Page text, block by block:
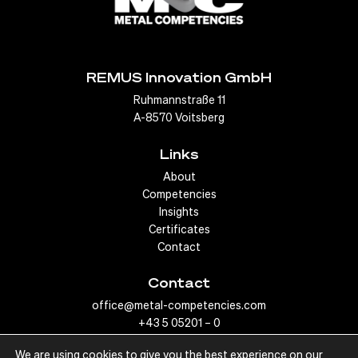
Fahrverhalten und geringerem Kraftstoffverbrauch
Mehr zu Auspuffanlagen
REMUS Innovation GmbH
Ruhmannstraße 11
A-8570 Voitsberg
Links
About
Competencies
Insights
Certificates
Contact
Contact
office@metal-competencies.com
+43 5 05201 – 0
We are using cookies to give you the best experience on our